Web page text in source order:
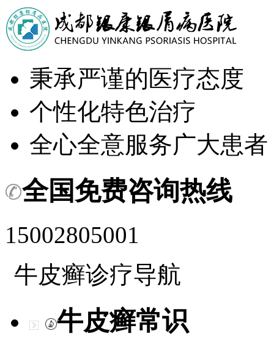
秉承严谨的医疗态度
个性化特色治疗
全心全意服务广大患者
全国免费咨询热线
15002805001
牛皮癣诊疗导航
牛皮癣常识